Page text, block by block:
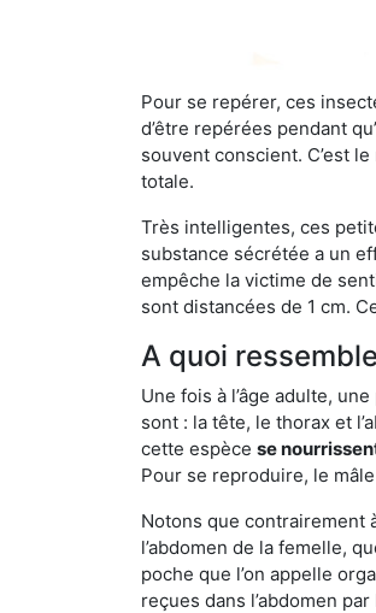
Pour se repérer, ces
d’être repérées pendant
souvent conscient. C’est
totale.
Très intelligentes, ces
substance sécrétée a un
empêche la victime de
sont distancées de 1 cm.
A quoi
Une fois à l’âge adulte,
sont : la tête, le thorax et
cette espèce se
Pour se reproduire, le
Notons que contrairement
l’abdomen de la femelle,
poche que l’on appelle
reçues dans l’abdomen